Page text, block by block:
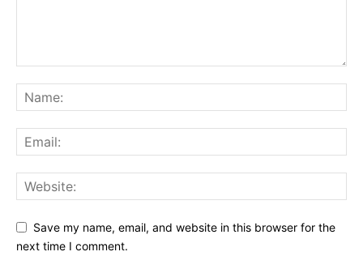
Save my name, email, and website in this browser for the
next time I comment.